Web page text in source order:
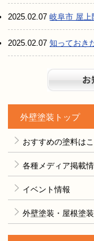
2025.02.07岐阜市 屋上
2025.02.07知っておき
外壁塗装トップ
おすすめの塗料は
各種メディア掲載
イベント情報
外壁塗装・屋根塗